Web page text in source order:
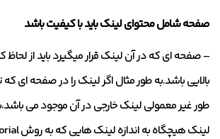
صفحه شامل محتوای لینک باید با کیفیت باشد
– صفحه ای که در آن لینک قرار میگیرد باید از
بالایی باشد.به طور مثال اگر لینک را در صفحه ای که
طور غیر معمولی لینک خارجی در آن موجود می